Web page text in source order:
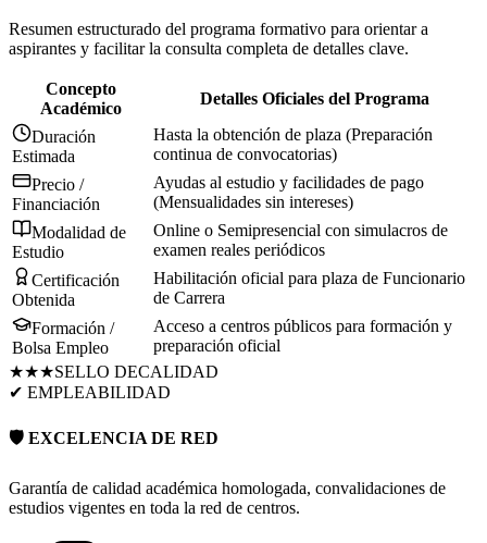
Resumen estructurado del programa formativo para orientar a
aspirantes y facilitar la consulta completa de detalles clave.
Concepto
Académico
Detalles Oficiales del Programa
Duración
Estimada
Hasta la obtención de plaza (Preparación
continua de convocatorias)
Precio /
Financiación
Ayudas al estudio y facilidades de pago
(Mensualidades sin intereses)
Modalidad de
Estudio
Online o Semipresencial con simulacros de
examen reales periódicos
Certificación
Obtenida
Habilitación oficial para plaza de Funcionario
de Carrera
Formación /
Bolsa Empleo
Acceso a centros públicos para formación y
preparación oficial
★★★SELLO DECALIDAD
✔ EMPLEABILIDAD
🛡️ EXCELENCIA DE RED
Garantía de calidad académica homologada, convalidaciones de
estudios vigentes en toda la red de centros.